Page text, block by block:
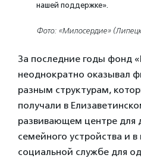
нашей поддержке».
Фото: «Милосердие»
За последние годы фонд
неоднократно оказывал
разным структурам,
получали в
развивающем центре для
семейного устройства и
социальной службе для